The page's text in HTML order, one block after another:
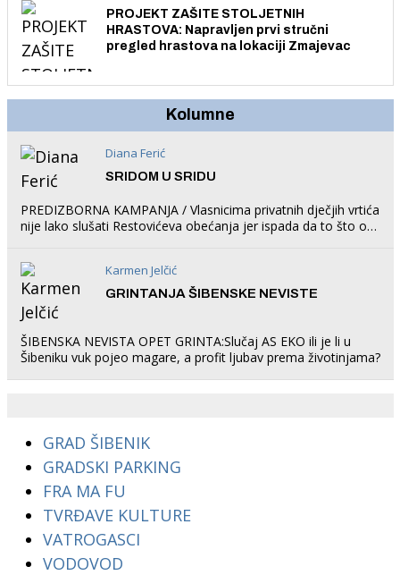
PROJEKT ZAŠITE STOLJETNIH
HRASTOVA: Napravljen prvi stručni
pregled hrastova na lokaciji Zmajevac
Kolumne
Diana Ferić
SRIDOM U SRIDU
PREDIZBORNA KAMPANJA / Vlasnicima privatnih dječjih vrtića
nije lako slušati Restovićeva obećanja jer ispada da to što oni
Karmen Jelčić
GRINTANJA ŠIBENSKE NEVISTE
ŠIBENSKA NEVISTA OPET GRINTA:Slučaj AS EKO ili je li u
Šibeniku vuk pojeo magare, a profit ljubav prema životinjama?
GRAD ŠIBENIK
GRADSKI PARKING
FRA MA FU
TVRĐAVE KULTURE
VATROGASCI
VODOVOD